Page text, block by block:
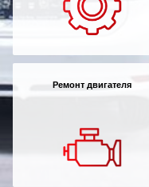
Ремонт двигателя